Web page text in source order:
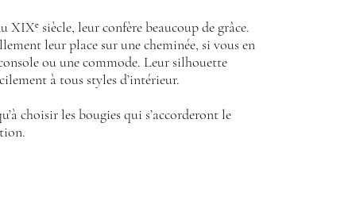
XIXᵉ siècle, leur confère beaucoup de grâce.
leur place sur une cheminée, si vous en
ou une commode. Leur silhouette
à tous styles d’intérieur.
choisir les bougies qui s’accorderont le